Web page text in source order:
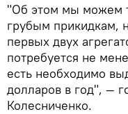
"Об этом мы можем
грубым прикидкам,
первых двух
потребуется не
есть необходимо
долларов в год", —
Колесниченко.